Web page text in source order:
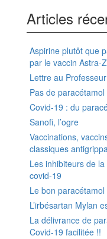
Articles
Aspirine plutôt que
par le vaccin Astra-
Lettre au
Pas de
Covid-19 : du
Sanofi, l’ogre
Vaccinations,
classiques
Les inhibiteurs de
covid-19
Le bon
L’irbésartan Mylan
La délivrance de
Covid-19 facilitée !!